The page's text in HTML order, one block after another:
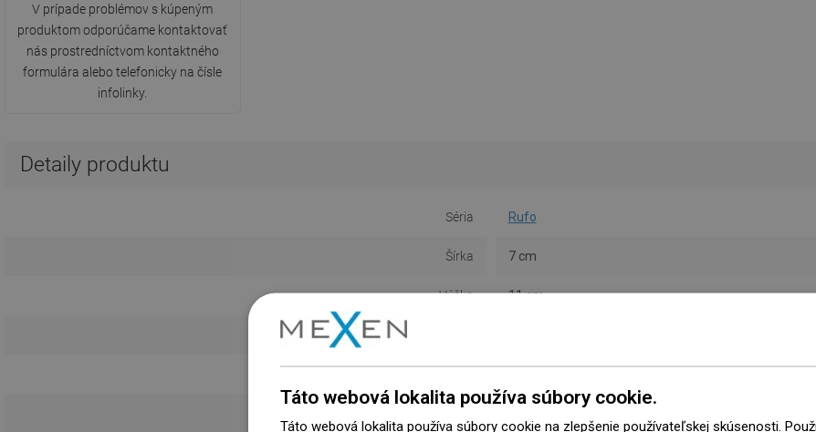
V prípade problémov s kúpeným
produktom odporúčame kontaktovať
nás prostredníctvom kontaktného
formulára alebo telefonicky na čísle
infolinky.
Detaily produktu
Séria Rufo
Šírka 7 cm
Výška 11 cm
Táto webová lokalita používa súbory cookie.
Táto webová lokalita používa súbory cookie na zlepšenie používateľskej skúsenosti.